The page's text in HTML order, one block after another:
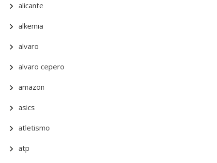
alicante
alkemia
alvaro
alvaro cepero
amazon
asics
atletismo
atp